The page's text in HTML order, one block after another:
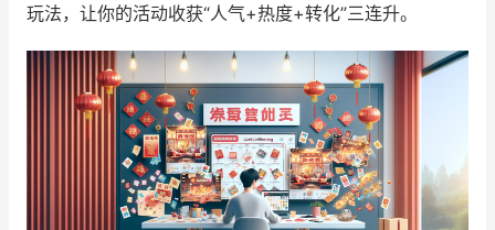
增长俱乐部
增长俱乐部 有赞商盟
社群交流
玩法，让你的活动收获“人气+热度+转化”三连升。